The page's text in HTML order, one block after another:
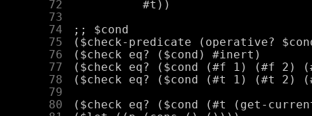
     72
     73
     74
     75
     76
     77
     78
     79
     80